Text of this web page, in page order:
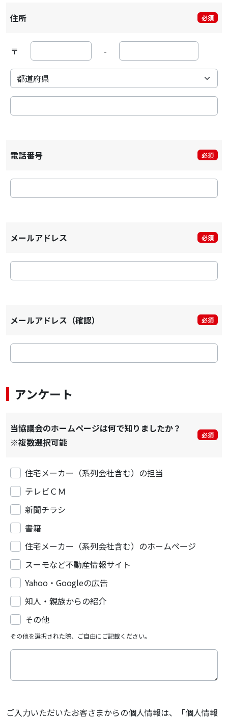
住所 必須
〒 -
電話番号 必須
メールアドレス 必須
メールアドレス（確認） 必須
アンケート
当協議会のホームページは何で知りましたか？
※複数選択可能
必須
住宅メーカー（系列会社含む）の担当
テレビＣＭ
新聞チラシ
書籍
住宅メーカー（系列会社含む）のホームページ
スーモなど不動産情報サイト
Yahoo・Googleの広告
知人・親族からの紹介
その他
その他を選択された際、ご自由にご記載ください。
ご入力いただいたお客さまからの個人情報は、「個人情報